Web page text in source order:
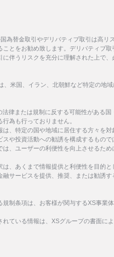
為替金取引やデリバティブ取引は高リ
ことをお勧め致します。デリバティブ
に伴うリスクを充分に理解された上で
、米国、イラン、北朝鮮など特定の地
法律または規制に反する可能性がある
為も行っておりません。
、特定の国や地域に居住する方々を対
や投資活動への勧誘を構成するもので
は、ユーザーの利便性を向上させるた
は、あくまで情報提供と利便性を目的
融サービスを提供、推奨、または勧誘
制条項は、お客様が関与するXS事業体
れている情報は、XSグループの書面に